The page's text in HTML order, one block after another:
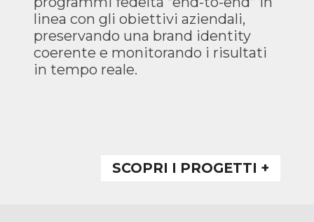
linea con gli obiettivi aziendali,
preservando una brand identity
coerente e monitorando i risultati
in tempo reale.
SCOPRI I PROGETTI +